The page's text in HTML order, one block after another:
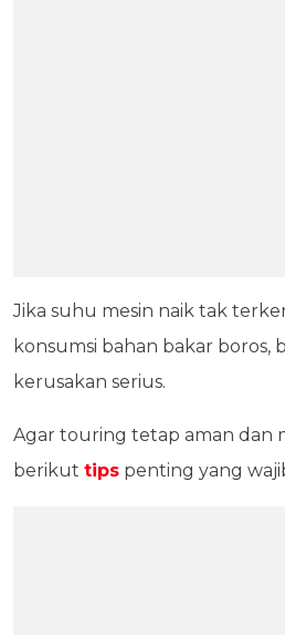
Jika suhu mesin naik tak
konsumsi bahan bakar boros,
kerusakan serius.
Agar touring tetap aman dan
berikut tips penting yang